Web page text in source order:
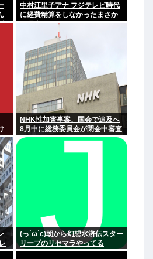
中村江里子アナ フジテレビ時代
に経費精算をしなかったまさか
の理由明かす
NHK性加害事案、国会で追及へ
8月中に総務委員会が閉会中審査
も
(っ´ω`c)朝から幻想水滸伝スター
リープのリセマラやってる